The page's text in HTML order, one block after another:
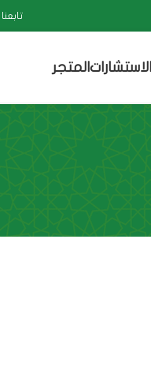
الاستشارات المتجر